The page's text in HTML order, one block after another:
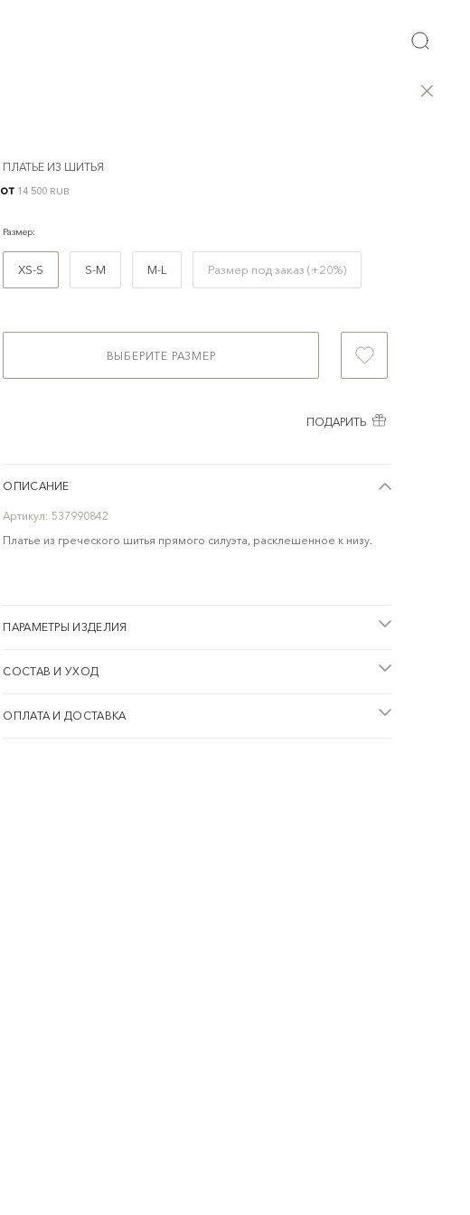
ПЛАТЬЕ ИЗ ШИТЬЯ
от 14 500 RUB
Размер:
XS-S S-M M-L Размер под заказ (+20%)
ВЫБЕРИТЕ РАЗМЕР
ПОДАРИТЬ
ОПИСАНИЕ
Артикул: 537990842
Платье из греческого шитья прямого силуэта, расклешенное к низу.
ПАРАМЕТРЫ ИЗДЕЛИЯ
СОСТАВ И УХОД
ОПЛАТА И ДОСТАВКА